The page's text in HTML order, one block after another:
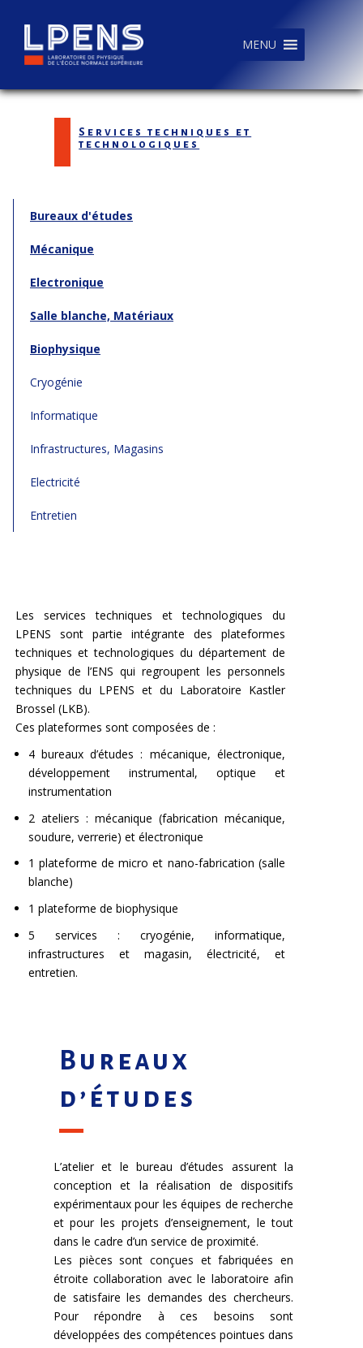
MENU
Services techniques et
technologiques
Bureaux d'études
Mécanique
Electronique
Salle blanche, Matériaux
Biophysique
Cryogénie
Informatique
Infrastructures, Magasins
Electricité
Entretien
Les services techniques et technologiques du
LPENS sont partie intégrante des plateformes
techniques et technologiques du département de
physique de l’ENS qui regroupent les personnels
techniques du LPENS et du Laboratoire Kastler
Brossel (LKB).
Ces plateformes sont composées de :
4 bureaux d’études : mécanique, électronique,
développement instrumental, optique et
instrumentation
2 ateliers : mécanique (fabrication mécanique,
soudure, verrerie) et électronique
1 plateforme de micro et nano-fabrication (salle
blanche)
1 plateforme de biophysique
5 services : cryogénie, informatique,
infrastructures et magasin, électricité, et
entretien.
Bureaux
d’études
L’atelier et le bureau d’études assurent la
conception et la réalisation de dispositifs
expérimentaux pour les équipes de recherche
et pour les projets d’enseignement, le tout
dans le cadre d’un service de proximité.
Les pièces sont conçues et fabriquées en
étroite collaboration avec le laboratoire afin
de satisfaire les demandes des chercheurs.
Pour répondre à ces besoins sont
développées des compétences pointues dans